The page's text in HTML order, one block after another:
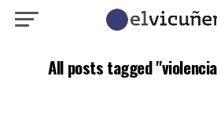
All posts tagged